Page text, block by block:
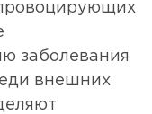
заболевания
внешних